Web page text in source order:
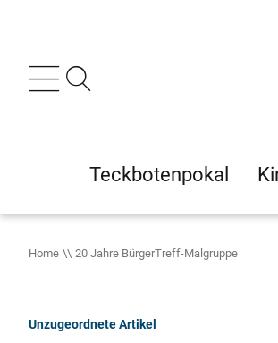
Teckbotenpokal
Home 20 Jahre BürgerTreff-Malgruppe
Unzugeordnete Artikel